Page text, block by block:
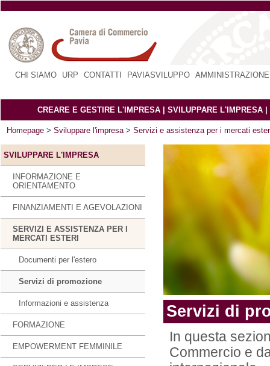
CHI SIAMO URP CONTATTI PAVIASVILUPPO
CREARE E GESTIRE L'IMPRESA SVILUPPARE L'IMPRESA
Homepage > Sviluppare l'impresa> Servizi e assistenza per i mercati
SVILUPPARE L'IMPRESA
INFORMAZIONE E
ORIENTAMENTO
FINANZIAMENTI E AGEVOLAZIONI
SERVIZI E ASSISTENZA PER I
MERCATI ESTERI
Documenti per l'estero
Servizi di promozione
Informazioni e assistenza
FORMAZIONE
EMPOWERMENT FEMMINILE
Servizi di
In questa
Commercio e